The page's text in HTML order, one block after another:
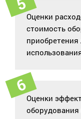
Оценки
стоимость
Оценки
оборудования